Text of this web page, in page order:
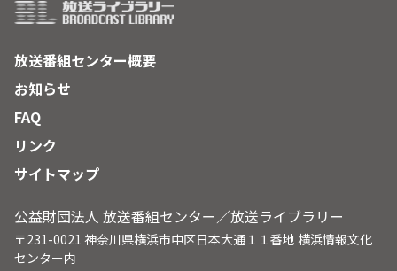
放送番組センター概要
お知らせ
FAQ
リンク
サイトマップ
公益財団法人 放送番組センター／放送ライブラリー
〒231-0021 神奈川県横浜市中区日本大通１１番地 横浜情報文化
センター内